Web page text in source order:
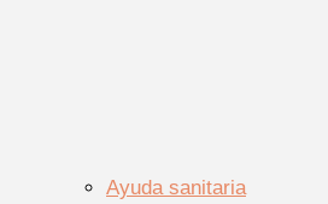
Ayuda sanitaria